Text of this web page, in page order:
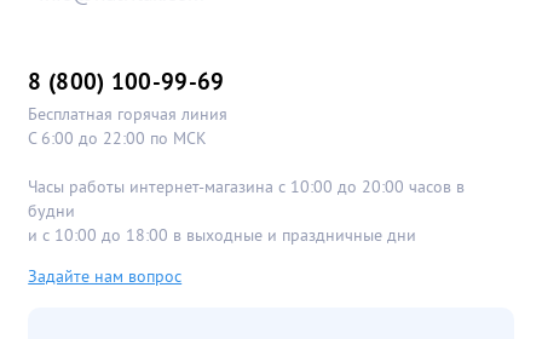
8 (800) 100-99-69
Бесплатная горячая линия
С 6:00 до 22:00 по МСК
Часы работы интернет-магазина с 10:00 до 20:00 часов в
будни
и с 10:00 до 18:00 в выходные и праздничные дни
Задайте нам вопрос